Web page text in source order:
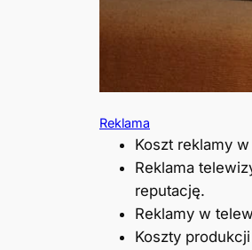
Reklama
Koszt reklamy
Reklama
reputację.
Reklamy w
Koszty